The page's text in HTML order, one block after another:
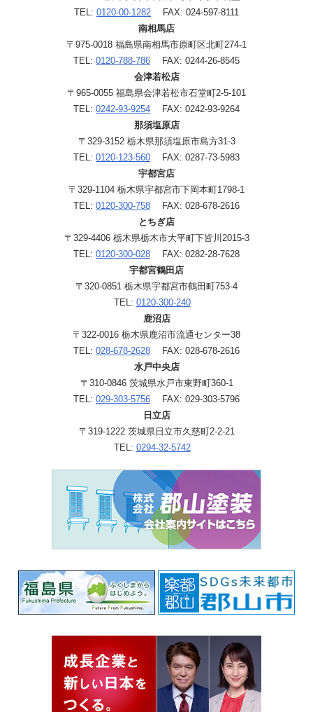
TEL: 0120-00-1282 FAX: 024-597-8111
南相馬店
〒975-0018 福島県南相馬市原町区北町274-1
TEL: 0120-788-786 FAX: 0244-26-8545
会津若松店
〒965-0055 福島県会津若松市石堂町2-5-101
TEL: 0242-93-9254 FAX: 0242-93-9264
那須塩原店
〒329-3152 栃木県那須塩原市島方31-3
TEL: 0120-123-560 FAX: 0287-73-5983
宇都宮店
〒329-1104 栃木県宇都宮市下岡本町1798-1
TEL: 0120-300-758 FAX: 028-678-2616
とちぎ店
〒329-4406 栃木県栃木市大平町下皆川2015-3
TEL: 0120-300-028 FAX: 0282-28-7628
宇都宮鶴田店
〒320-0851 栃木県宇都宮市鶴田町753-4
TEL: 0120-300-240
鹿沼店
〒322-0016 栃木県鹿沼市流通センター38
TEL: 028-678-2628 FAX: 028-678-2616
水戸中央店
〒310-0846 茨城県水戸市東野町360-1
TEL: 029-303-5756 FAX: 029-303-5796
日立店
〒319-1222 茨城県日立市久慈町2-2-21
TEL: 0294-32-5742